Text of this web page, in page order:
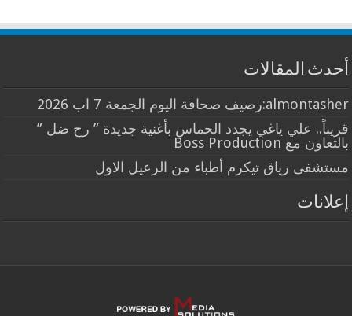
أحدث المقالات
almontasher:رصيف صحافة اليوم الجمعة 7 اب 2026
قريباً.. علي ياغي يجدد الحماس بأغنية جديدة ” رح ضل ”
بالتعاون مع Boss Production
مستشفى رياق تيكرم أطباء من الرعيل الاول
إعلانات